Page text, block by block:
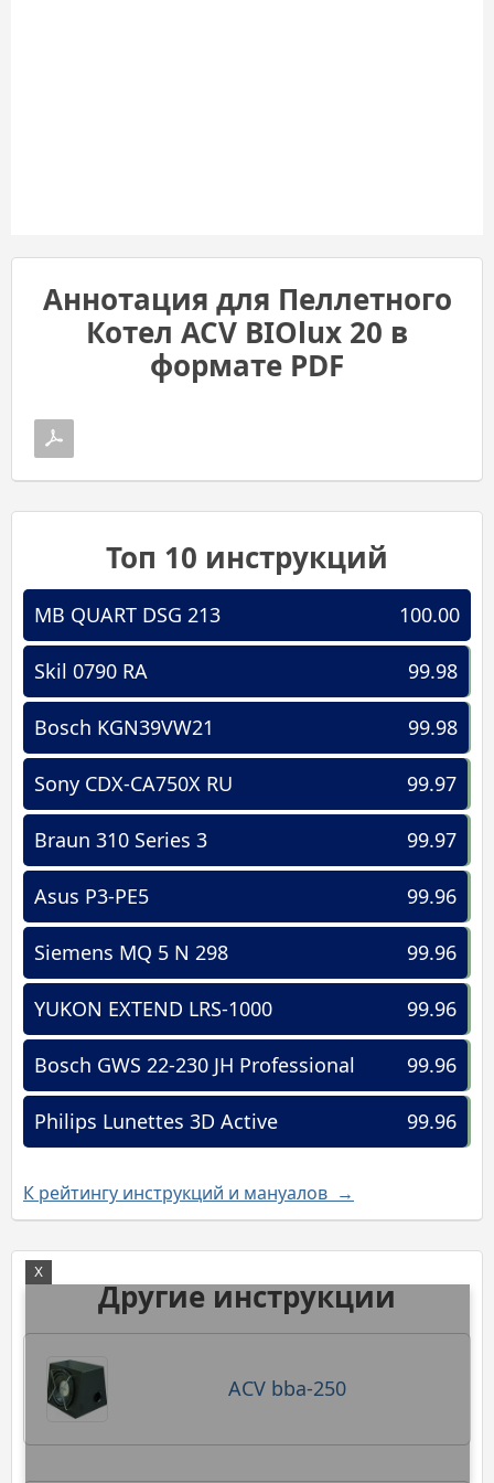
X
Аннотация для Пеллетного
Котел ACV BIOlux 20 в
формате PDF
Топ 10 инструкций
100.00
MB QUART DSG 213
99.98
Skil 0790 RA
99.98
Bosch KGN39VW21
99.97
Sony CDX-CA750X RU
99.97
Braun 310 Series 3
99.96
Asus P3-PE5
99.96
Siemens MQ 5 N 298
99.96
YUKON EXTEND LRS-1000
99.96
Bosch GWS 22-230 JH Professional
99.96
Philips Lunettes 3D Active
К рейтингу инструкций и мануалов →
Другие инструкции
ACV bba-250